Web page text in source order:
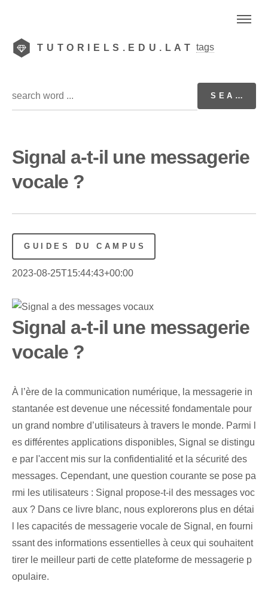
TUTORIELS.EDU.LAT tags
Signal a-t-il une messagerie
vocale ?
GUIDES DU CAMPUS
2023-08-25T15:44:43+00:00
Signal a-t-il une messagerie
vocale ?
À l’ère de la communication numérique, la messagerie in
stantanée est devenue une nécessité fondamentale pour
un grand nombre d’utilisateurs à travers le monde. Parmi l
es différentes applications disponibles, Signal se distingu
e par l'accent mis sur la confidentialité et la sécurité des
messages. Cependant, une question courante se pose pa
rmi les utilisateurs : Signal propose-t-il des messages voc
aux ? Dans ce livre blanc, nous explorerons plus en détai
l les capacités de messagerie vocale de Signal, en fourni
ssant des informations essentielles à ceux qui souhaitent
tirer le meilleur parti de cette plateforme de messagerie p
opulaire.